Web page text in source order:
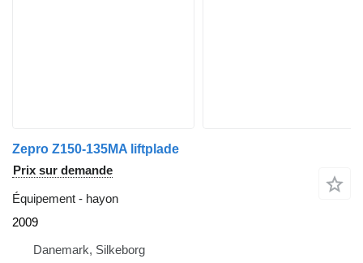
Zepro Z150-135MA liftplade
Prix sur demande
Équipement - hayon
2009
Danemark, Silkeborg